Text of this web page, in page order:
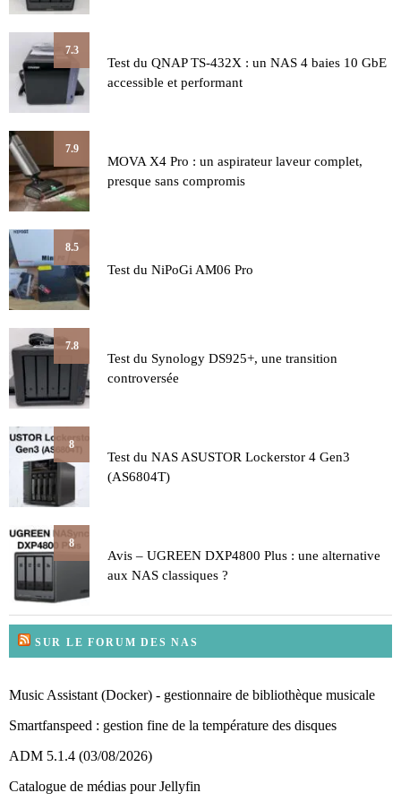
7.3
Test du QNAP TS-432X : un NAS 4 baies 10 GbE
accessible et performant
7.9
MOVA X4 Pro : un aspirateur laveur complet,
presque sans compromis
8.5
Test du NiPoGi AM06 Pro
7.8
Test du Synology DS925+, une transition
controversée
8
Test du NAS ASUSTOR Lockerstor 4 Gen3
(AS6804T)
8
Avis – UGREEN DXP4800 Plus : une alternative
aux NAS classiques ?
SUR LE FORUM DES NAS
Music Assistant (Docker) - gestionnaire de bibliothèque musicale
Smartfanspeed : gestion fine de la température des disques
ADM 5.1.4 (03/08/2026)
Catalogue de médias pour Jellyfin